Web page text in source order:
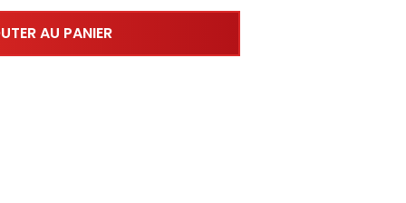
AU PANIER